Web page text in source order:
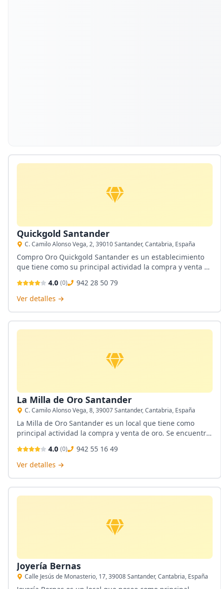
Quickgold Santander
C. Camilo Alonso Vega, 2, 39010 Santander, Cantabria, España
Compro Oro Quickgold Santander es un establecimiento
que tiene como su principal actividad la compra y venta de
un personal cualificado capaz de dar una atención cordial
y personalizada a los visitantes. Servicio de tasación y
4.0 (0)
942 28 50 79
Ver detalles →
La Milla de Oro Santander
C. Camilo Alonso Vega, 8, 39007 Santander, Cantabria, España
La Milla de Oro Santander es un local que tiene como
principal actividad la compra y venta de oro. Se encuentra
Mr. Gold la cual posee mas de 70 tiendas a lo largo y
ancho del territorio nacional. Servicio principal compro
4.0 (0)
942 55 16 49
Ver detalles →
Joyería Bernas
Calle Jesús de Monasterio, 17, 39008 Santander, Cantabria, España